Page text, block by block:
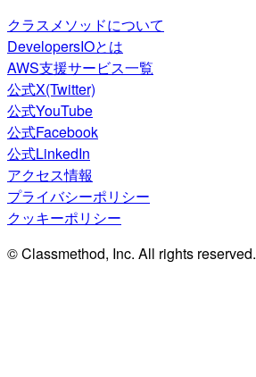
クラスメソッドについて
DevelopersIOとは
AWS支援サービス一覧
公式X(Twitter)
公式YouTube
公式Facebook
公式LinkedIn
アクセス情報
プライバシーポリシー
クッキーポリシー
© Classmethod, Inc. All rights reserved.